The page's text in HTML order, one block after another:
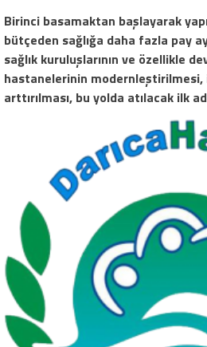
Birinci basamaktan başlayarak
bütçeden sağlığa daha fazla pay
sağlık kuruluşlarının ve özellikle
hastanelerinin
arttırılması, bu yolda atılacak ilk